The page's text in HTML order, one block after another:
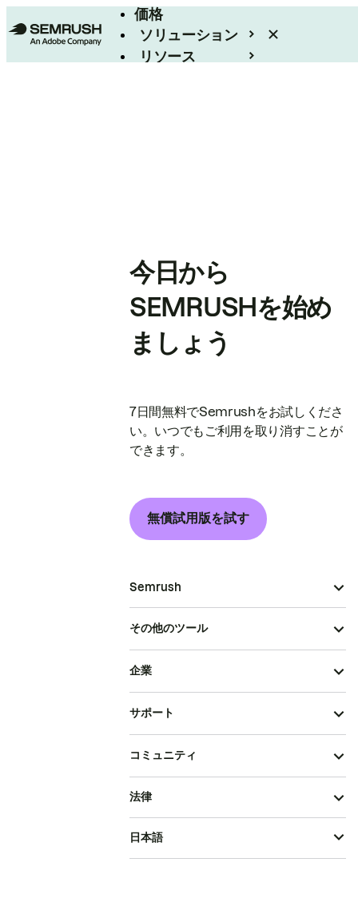
価格
ソリューション
リソース
今日から
SEMRUSHを始め
ましょう
7日間無料でSemrushをお試しくださ
い。いつでもご利用を取り消すことが
できます。
無償試用版を試す
Semrush
その他のツール
企業
サポート
コミュニティ
法律
日本語